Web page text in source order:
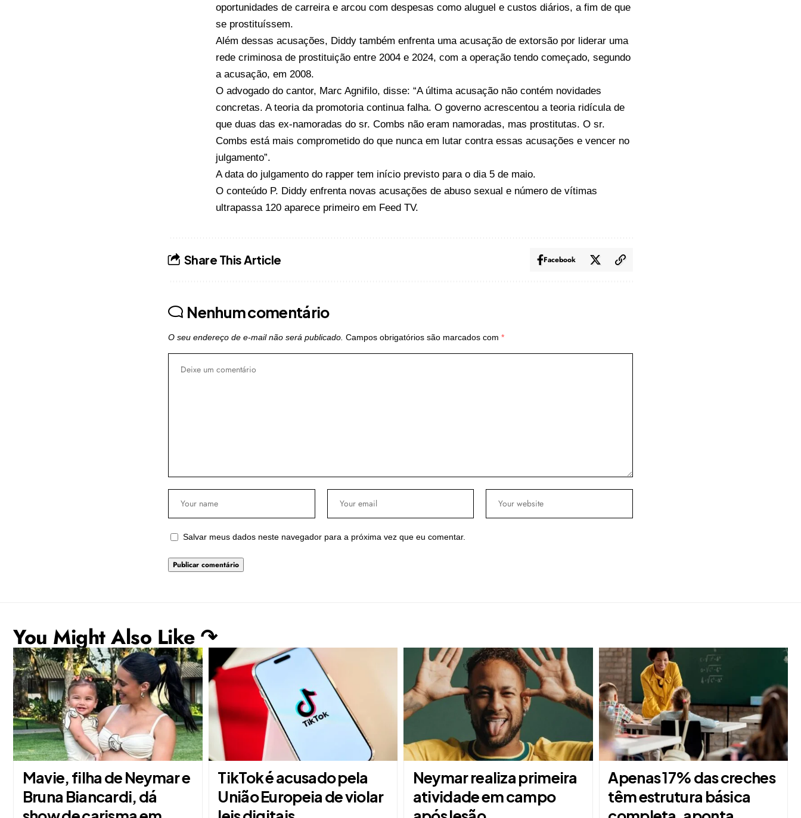
oportunidades de carreira e arcou com despesas como aluguel e custos diários, a fim de que
se prostituíssem.
Além dessas acusações, Diddy também enfrenta uma acusação de extorsão por liderar uma
rede criminosa de prostituição entre 2004 e 2024, com a operação tendo começado, segundo
a acusação, em 2008.
O advogado do cantor, Marc Agnifilo, disse: “A última acusação não contém novidades
concretas. A teoria da promotoria continua falha. O governo acrescentou a teoria ridícula de
que duas das ex-namoradas do sr. Combs não eram namoradas, mas prostitutas. O sr.
Combs está mais comprometido do que nunca em lutar contra essas acusações e vencer no
julgamento”.
A data do julgamento do rapper tem início previsto para o dia 5 de maio.
O conteúdo P. Diddy enfrenta novas acusações de abuso sexual e número de vítimas
ultrapassa 120 aparece primeiro em Feed TV.
Share This Article Facebook
Nenhum comentário
O seu endereço de e-mail não será publicado. Campos obrigatórios são marcados com *
Salvar meus dados neste navegador para a próxima vez que eu comentar.
You Might Also Like ↷
Mavie, filha de Neymar e
Bruna Biancardi, dá
TikTok é acusado pela
União Europeia de violar
Neymar realiza primeira
atividade em campo
Apenas 17% das creches
têm estrutura básica